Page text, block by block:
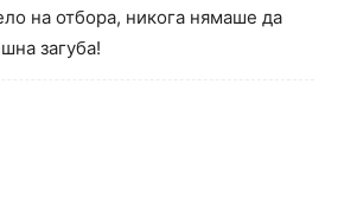
на отбора, никога нямаше да
загуба!